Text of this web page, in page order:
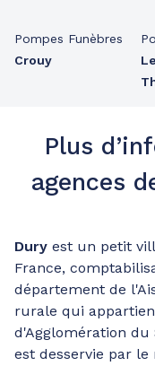
Pompes Funèbres
Crouy
Plus
agences
Dury est un petit
France,
département de
rurale qui
d'Agglomération
est desservie par